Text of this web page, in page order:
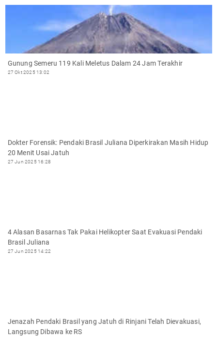
Gunung Semeru 119 Kali Meletus Dalam 24 Jam Terakhir
27 Okt 2025 13:02
Dokter Forensik: Pendaki Brasil Juliana Diperkirakan Masih Hidup
20 Menit Usai Jatuh
27 Jun 2025 16:28
4 Alasan Basarnas Tak Pakai Helikopter Saat Evakuasi Pendaki
Brasil Juliana
27 Jun 2025 14:22
Jenazah Pendaki Brasil yang Jatuh di Rinjani Telah Dievakuasi,
Langsung Dibawa ke RS